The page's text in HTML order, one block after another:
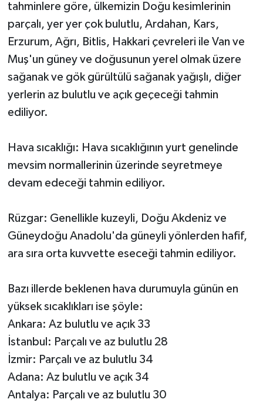
tahminlere göre, ülkemizin Doğu kesimlerinin
parçalı, yer yer çok bulutlu, Ardahan, Kars,
Erzurum, Ağrı, Bitlis, Hakkari çevreleri ile Van ve
Muş'un güney ve doğusunun yerel olmak üzere
sağanak ve gök gürültülü sağanak yağışlı, diğer
yerlerin az bulutlu ve açık geçeceği tahmin
ediliyor.
Hava sıcaklığı: Hava sıcaklığının yurt genelinde
mevsim normallerinin üzerinde seyretmeye
devam edeceği tahmin ediliyor.
Rüzgar: Genellikle kuzeyli, Doğu Akdeniz ve
Güneydoğu Anadolu'da güneyli yönlerden hafif,
ara sıra orta kuvvette eseceği tahmin ediliyor.
Bazı illerde beklenen hava durumuyla günün en
yüksek sıcaklıkları ise şöyle:
Ankara: Az bulutlu ve açık 33
İstanbul: Parçalı ve az bulutlu 28
İzmir: Parçalı ve az bulutlu 34
Adana: Az bulutlu ve açık 34
Antalya: Parçalı ve az bulutlu 30